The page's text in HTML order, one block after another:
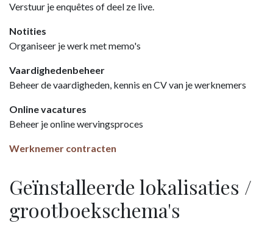
Verstuur je enquêtes of deel ze live.
Notities
Organiseer je werk met memo's
Vaardighedenbeheer
Beheer de vaardigheden, kennis en CV van je werknemers
Online vacatures
Beheer je online wervingsproces
Werknemer contracten
Geïnstalleerde lokalisaties /
grootboekschema's